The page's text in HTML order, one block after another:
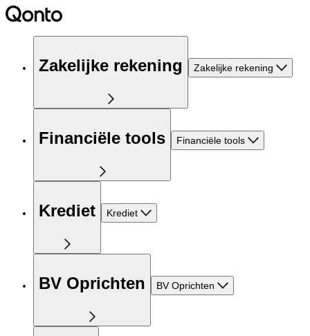
Zakelijke rekening Zakelijke rekening
Financiële tools Financiële tools
Krediet Krediet
BV Oprichten BV Oprichten